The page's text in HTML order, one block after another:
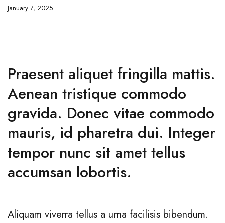
January 7, 2025
Praesent aliquet fringilla mattis.
Aenean tristique commodo
gravida. Donec vitae commodo
mauris, id pharetra dui. Integer
tempor nunc sit amet tellus
accumsan lobortis.
Aliquam viverra tellus a urna facilisis bibendum.